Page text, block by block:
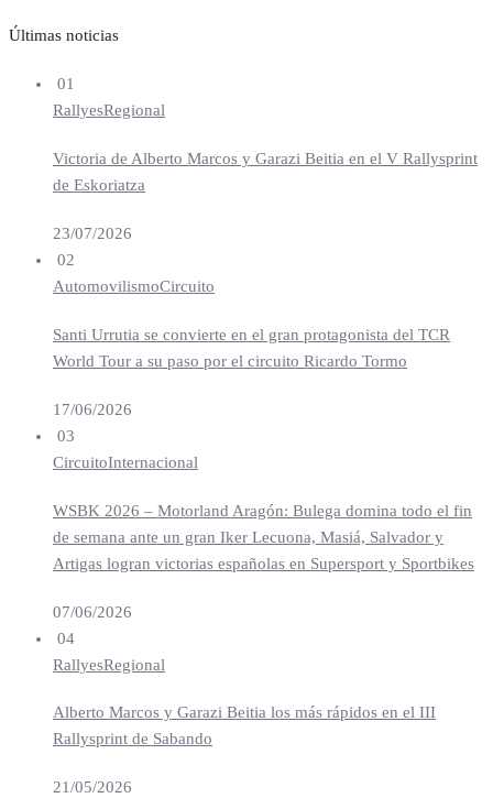
Últimas noticias
01
RallyesRegional
Victoria de Alberto Marcos y Garazi Beitia en el V Rallysprint
de Eskoriatza
23/07/2026
02
AutomovilismoCircuito
Santi Urrutia se convierte en el gran protagonista del TCR
World Tour a su paso por el circuito Ricardo Tormo
17/06/2026
03
CircuitoInternacional
WSBK 2026 – Motorland Aragón: Bulega domina todo el fin
de semana ante un gran Iker Lecuona, Masiá, Salvador y
Artigas logran victorias españolas en Supersport y Sportbikes
07/06/2026
04
RallyesRegional
Alberto Marcos y Garazi Beitia los más rápidos en el III
Rallysprint de Sabando
21/05/2026